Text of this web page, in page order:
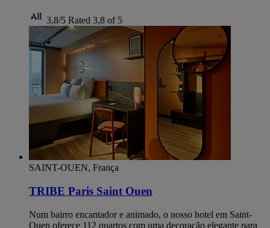
3,8/5 Rated 3,8 of 5
SAINT-OUEN, França
TRIBE Paris Saint Ouen
Num bairro encantador e animado, o nosso hotel em Saint-
Ouen oferece 112 quartos com uma decoração elegante para